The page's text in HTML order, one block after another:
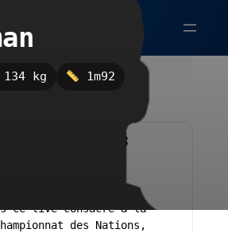
134 kg
1m92
un arrière.
Ale Loman
– Ecosse : 17-33
2027)
ce live consacré à la
des Nations,